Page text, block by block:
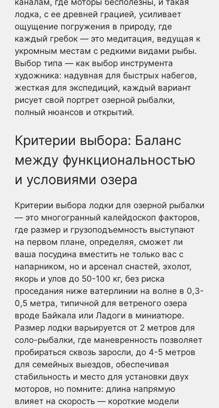
лодка, с ее древней грацией, усиливает
ощущение погружения в природу, где
каждый гребок — это медитация, ведущая к
укромным местам с редкими видами рыбы.
Выбор типа — как выбор инструмента
художника: надувная для быстрых набегов,
жесткая для экспедиций, каждый вариант
рисует свой портрет озерной рыбалки,
полный нюансов и открытий.
Критерии выбора: Баланс
между функциональностью
и условиями озера
Критерии выбора лодки для озерной рыбалки
— это многогранный калейдоскоп факторов,
где размер и грузоподъемность выступают
на первом плане, определяя, сможет ли
ваша посудина вместить не только вас с
напарником, но и арсенал снастей, эхолот,
якорь и улов до 50-100 кг, без риска
проседания ниже ватерлинии на волне в 0,3-
0,5 метра, типичной для ветреного озера
вроде Байкала или Ладоги в миниатюре.
Размер лодки варьируется от 2 метров для
соло-рыбалки, где маневренность позволяет
пробираться сквозь заросли, до 4-5 метров
для семейных выездов, обеспечивая
стабильность и место для установки двух
моторов, но помните: длина напрямую
влияет на скорость — короткие модели